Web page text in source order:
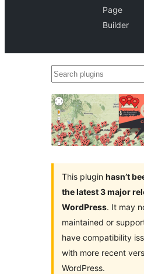
Page
Builder
Search
This plugin hasn’t
the latest 3 major
WordPress. It may
maintained or
have compatibility
with more recent
WordPress.